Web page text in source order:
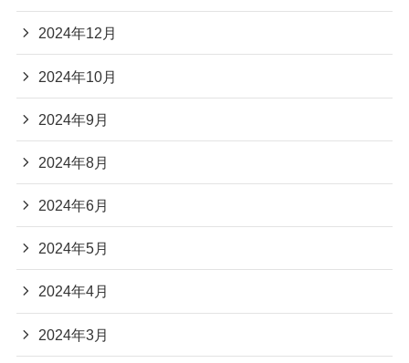
2024年12月
2024年10月
2024年9月
2024年8月
2024年6月
2024年5月
2024年4月
2024年3月